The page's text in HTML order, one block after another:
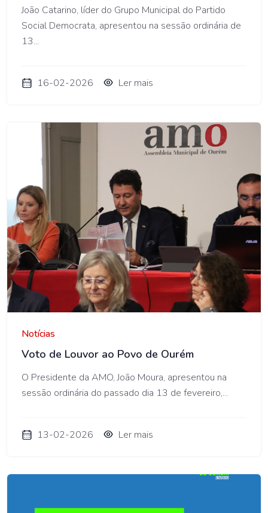
João Catarino, líder do Grupo Municipal do Partido
Social Democrata, apresentou na sessão ordinária de
13...
16-02-2026 Ler mais
Notícias
Voto de Louvor ao Povo de Ourém
O Presidente da AMO, João Moura, apresentou na
sessão ordinária do passado dia 13 de fevereiro,...
13-02-2026 Ler mais